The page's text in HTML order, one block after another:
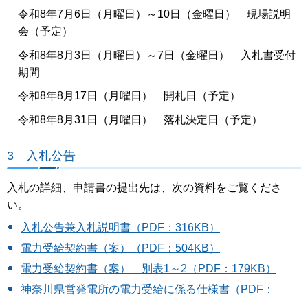
令和8年7月6日（月曜日）～10日（金曜日） 現場説明
会（予定）
令和8年8月3日（月曜日）～7日（金曜日） 入札書受付
期間
令和8年8月17日（月曜日） 開札日（予定）
令和8年8月31日（月曜日） 落札決定日（予定）
3 入札公告
入札の詳細、申請書の提出先は、次の資料をご覧くださ
い。
入札公告兼入札説明書（PDF：316KB）
電力受給契約書（案）（PDF：504KB）
電力受給契約書（案） 別表1～2（PDF：179KB）
神奈川県営発電所の電力受給に係る仕様書（PDF：